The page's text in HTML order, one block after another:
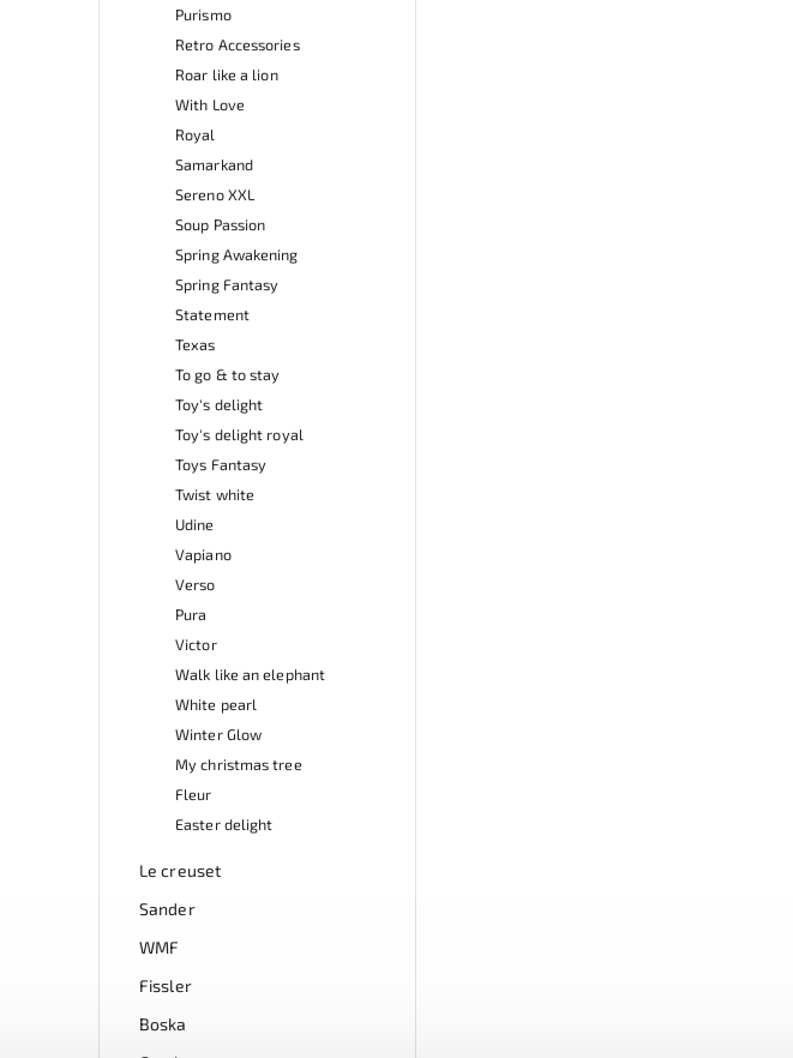
Purismo
Retro Accessories
Roar like a lion
With Love
Royal
Samarkand
Sereno XXL
Soup Passion
Spring Awakening
Spring Fantasy
Statement
Texas
To go & to stay
Toy's delight
Toy's delight royal
Toys Fantasy
Twist white
Udine
Vapiano
Verso
Pura
Victor
Walk like an elephant
White pearl
Winter Glow
My christmas tree
Fleur
Easter delight
Le creuset
Sander
WMF
Fissler
Boska